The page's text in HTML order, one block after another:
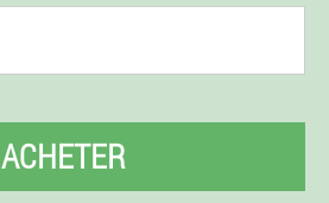
ACHETER